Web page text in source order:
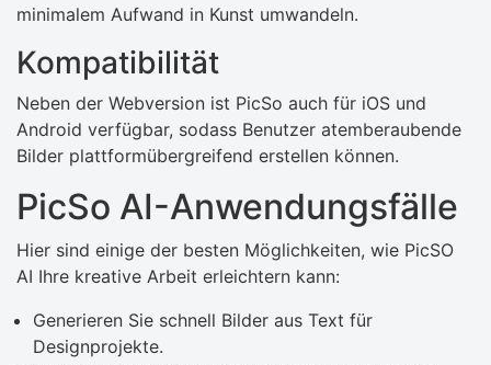
minimalem Aufwand in Kunst umwandeln.
Kompatibilität
Neben der Webversion ist PicSo auch für iOS und
Android verfügbar, sodass Benutzer atemberaubende
Bilder plattformübergreifend erstellen können.
PicSo AI-Anwendungsfälle
Hier sind einige der besten Möglichkeiten, wie PicSO
AI Ihre kreative Arbeit erleichtern kann:
Generieren Sie schnell Bilder aus Text für
Designprojekte.